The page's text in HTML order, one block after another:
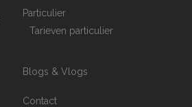
Particulier
Tarieven particulier
Blogs & Vlogs
Contact